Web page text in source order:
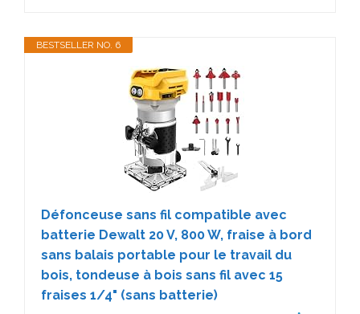
BESTSELLER NO. 6
Défonceuse sans fil compatible avec
batterie Dewalt 20 V, 800 W, fraise à bord
sans balais portable pour le travail du
bois, tondeuse à bois sans fil avec 15
fraises 1/4" (sans batterie)